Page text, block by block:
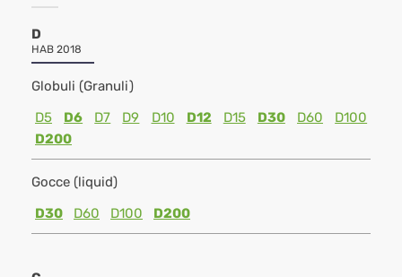
D
HAB 2018
Globuli (Granuli)
D5
D6 D7 D9 D10 D12 D15 D30 D60
D100
D200
Gocce (liquid)
D30
D60 D100 D200